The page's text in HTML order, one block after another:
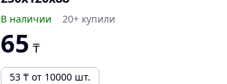
В наличии 20+ купили
65 ₸
53 ₸ от 10000 шт.